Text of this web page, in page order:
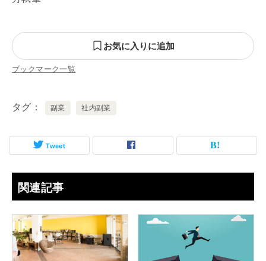
お気に入りに追加
ブックマーク一覧
タグ 副業 社内副業
Tweet
関連記事